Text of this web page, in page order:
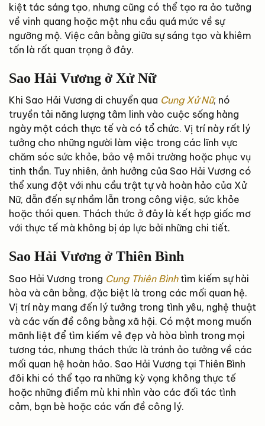
kiệt tác sáng tạo, nhưng cũng có thể tạo ra ảo tưởng
về vinh quang hoặc một nhu cầu quá mức về sự
ngưỡng mộ. Việc cân bằng giữa sự sáng tạo và khiêm
tốn là rất quan trọng ở đây.
Sao Hải Vương ở Xử Nữ
Khi Sao Hải Vương di chuyển qua Cung Xử Nữ, nó
truyền tải năng lượng tâm linh vào cuộc sống hàng
ngày một cách thực tế và có tổ chức. Vị trí này rất lý
tưởng cho những người làm việc trong các lĩnh vực
chăm sóc sức khỏe, bảo vệ môi trường hoặc phục vụ
tinh thần. Tuy nhiên, ảnh hưởng của Sao Hải Vương có
thể xung đột với nhu cầu trật tự và hoàn hảo của Xử
Nữ, dẫn đến sự nhầm lẫn trong công việc, sức khỏe
hoặc thói quen. Thách thức ở đây là kết hợp giấc mơ
với thực tế mà không bị áp lực bởi những chi tiết.
Sao Hải Vương ở Thiên Bình
Sao Hải Vương trong Cung Thiên Bìnhtìm kiếm sự hài
hòa và cân bằng, đặc biệt là trong các mối quan hệ.
Vị trí này mang đến lý tưởng trong tình yêu, nghệ thuật
và các vấn đề công bằng xã hội. Có một mong muốn
mãnh liệt để tìm kiếm vẻ đẹp và hòa bình trong mọi
tương tác, nhưng thách thức là tránh ảo tưởng về các
mối quan hệ hoàn hảo. Sao Hải Vương tại Thiên Bình
đôi khi có thể tạo ra những kỳ vọng không thực tế
hoặc những điểm mù khi nhìn vào các đối tác tình
cảm, bạn bè hoặc các vấn đề công lý.